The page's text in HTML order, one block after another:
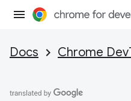
Docs Chrome